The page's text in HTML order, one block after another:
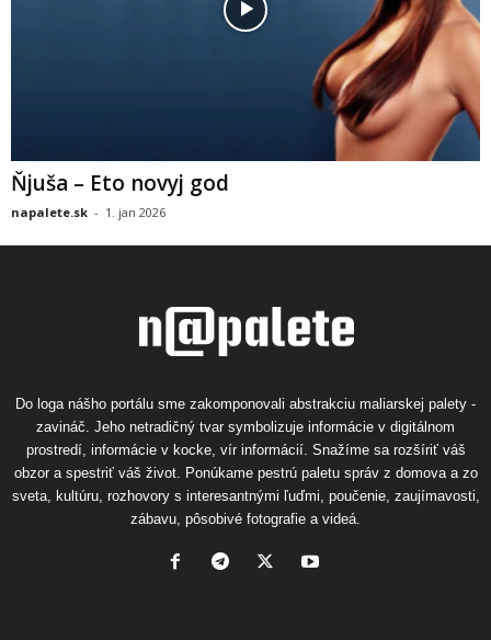
Ňjuša – Eto novyj god
napalete.sk - 1. jan 2026
Do loga nášho portálu sme zakomponovali abstrakciu maliarskej palety -
zavináč. Jeho netradičný tvar symbolizuje informácie v digitálnom
prostredí, informácie v kocke, vír informácií. Snažíme sa rozšíriť váš
obzor a spestriť váš život. Ponúkame pestrú paletu správ z domova a zo
sveta, kultúru, rozhovory s interesantnými ľuďmi, poučenie, zaujímavosti,
zábavu, pôsobivé fotografie a videá.